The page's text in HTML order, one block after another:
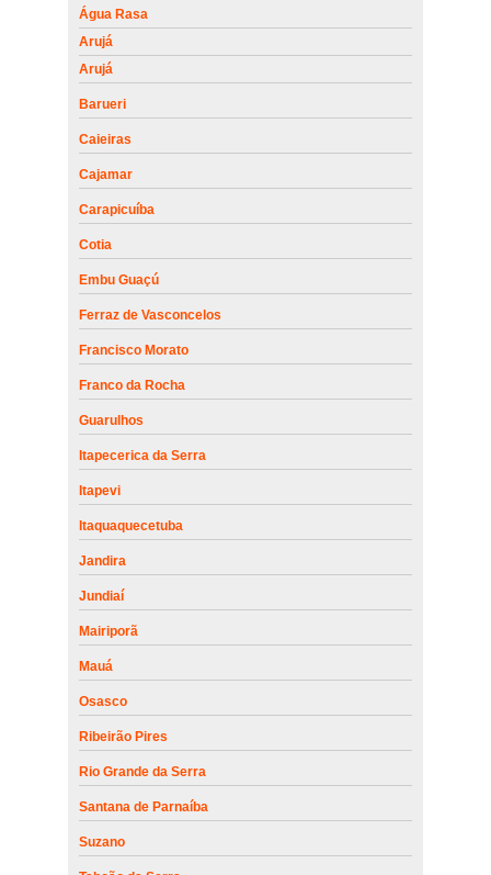
Água Rasa
Arujá
Arujá
Barueri
Caieiras
Cajamar
Carapicuíba
Cotia
Embu Guaçú
Ferraz de Vasconcelos
Francisco Morato
Franco da Rocha
Guarulhos
Itapecerica da Serra
Itapevi
Itaquaquecetuba
Jandira
Jundiaí
Mairiporã
Mauá
Osasco
Ribeirão Pires
Rio Grande da Serra
Santana de Parnaíba
Suzano